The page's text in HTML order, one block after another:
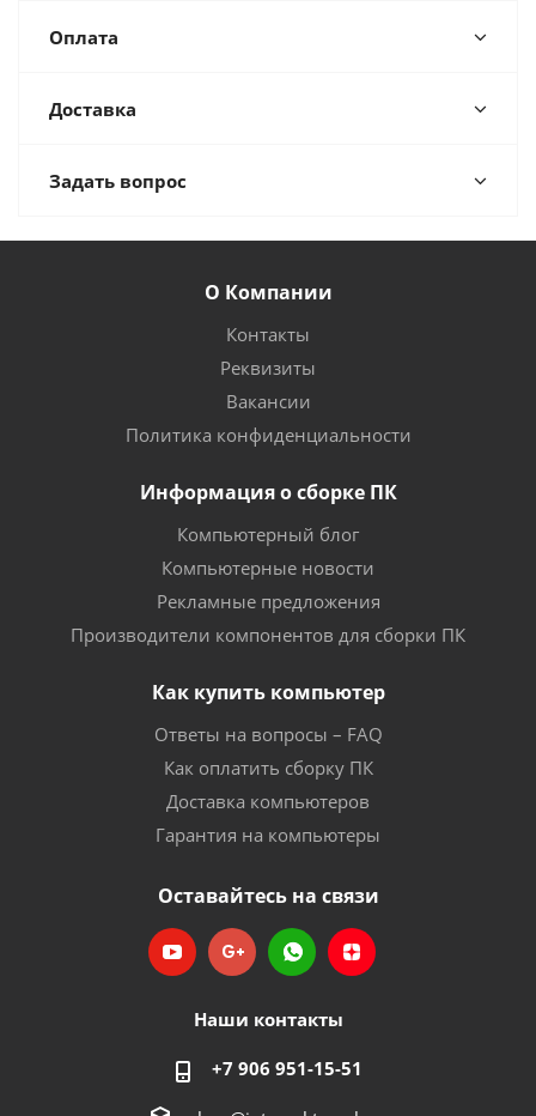
Оплата
Доставка
Задать вопрос
О Компании
Контакты
Реквизиты
Вакансии
Политика конфиденциальности
Информация о сборке ПК
Компьютерный блог
Компьютерные новости
Рекламные предложения
Производители компонентов для сборки ПК
Как купить компьютер
Ответы на вопросы – FAQ
Как оплатить сборку ПК
Доставка компьютеров
Гарантия на компьютеры
Оставайтесь на связи
Наши контакты
+7 906 951-15-51